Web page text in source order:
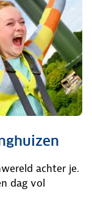
achter je.
dag vol